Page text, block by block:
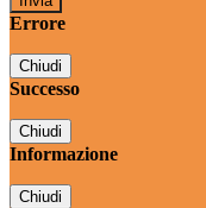
Errore
Chiudi
Successo
Chiudi
Informazione
Chiudi